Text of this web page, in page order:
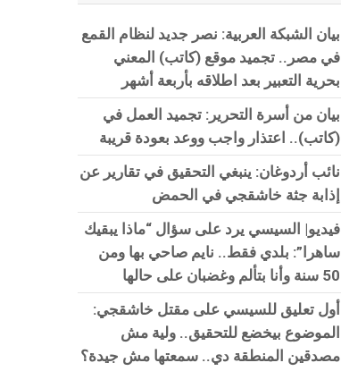
بيان الشبكة العربية: نصر جديد لنظام القمع
في مصر.. تجميد موقع (كاتب) المعني
بحرية التعبير بعد اطلاقه بأربعة أشهر
بيان من أسرة التحرير: تجميد العمل في
(كاتب).. اعتذار واجب ووعد بعودة قريبة
نائب أردوغان: ينبغي التحقيق في تقارير عن
إذابة جثة خاشقجي في الحمض
فيديو| السيسي يرد على سؤال “ماذا يبقيك
ساهرا”: بلدي فقط.. نايم صاحي بها ومن
50 سنة وأنا بتألم وغضبان على حالها
أول تعليق للسيسي على مقتل خاشقجي:
الموضوع بيخضع للتحقيق.. ولية مش
مصدقين المنطقة دي.. سمعتها مش جيدة؟